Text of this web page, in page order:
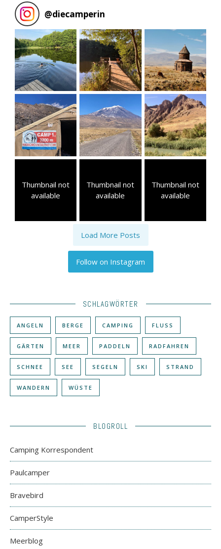
@diecamperin
Thumbnail not
available
Thumbnail not
available
Thumbnail not
available
Load More Posts
Follow on Instagram
SCHLAGWÖRTER
ANGELN BERGE CAMPING FLUSS
GÄRTEN MEER PADDELN RADFAHREN
SCHNEE SEE SEGELN SKI STRAND
WANDERN WÜSTE
BLOGROLL
Camping Korrespondent
Paulcamper
Bravebird
CamperStyle
Meerblog